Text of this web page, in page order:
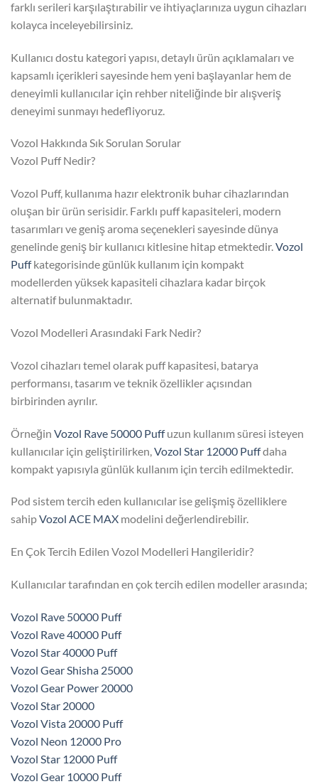
farklı serileri karşılaştırabilir ve ihtiyaçlarınıza uygun cihazları
kolayca inceleyebilirsiniz.
Kullanıcı dostu kategori yapısı, detaylı ürün açıklamaları ve
kapsamlı içerikleri sayesinde hem yeni başlayanlar hem de
deneyimli kullanıcılar için rehber niteliğinde bir alışveriş
deneyimi sunmayı hedefliyoruz.
Vozol Hakkında Sık Sorulan Sorular
Vozol Puff Nedir?
Vozol Puff, kullanıma hazır elektronik buhar cihazlarından
oluşan bir ürün serisidir. Farklı puff kapasiteleri, modern
tasarımları ve geniş aroma seçenekleri sayesinde dünya
genelinde geniş bir kullanıcı kitlesine hitap etmektedir.Vozol
Puffkategorisinde günlük kullanım için kompakt
modellerden yüksek kapasiteli cihazlara kadar birçok
alternatif bulunmaktadır.
Vozol Modelleri Arasındaki Fark Nedir?
Vozol cihazları temel olarak puff kapasitesi, batarya
performansı, tasarım ve teknik özellikler açısından
birbirinden ayrılır.
Örneğin Vozol Rave 50000 Puffuzun kullanım süresi isteyen
kullanıcılar için geliştirilirken, Vozol Star 12000 Puffdaha
kompakt yapısıyla günlük kullanım için tercih edilmektedir.
Pod sistem tercih eden kullanıcılar ise gelişmiş özelliklere
sahipVozol ACE MAX modelini değerlendirebilir.
En Çok Tercih Edilen Vozol Modelleri Hangileridir?
Kullanıcılar tarafından en çok tercih edilen modeller arasında;
Vozol Rave 50000 Puff
Vozol Rave 40000 Puff
Vozol Star 40000 Puff
Vozol Gear Shisha 25000
Vozol Gear Power 20000
Vozol Star 20000
Vozol Vista 20000 Puff
Vozol Neon 12000 Pro
Vozol Star 12000 Puff
Vozol Gear 10000 Puff